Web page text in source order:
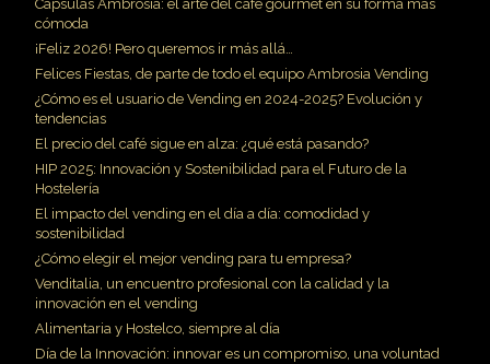
Cápsulas Ambrosía: el arte del café gourmet en su forma más
cómoda
¡Feliz 2026! Pero queremos ir más allá…
Felices Fiestas, de parte de todo el equipo Ambrosia Vending
¿Cómo es el usuario de Vending en 2024-2025? Evolución y
tendencias
El precio del café sigue en alza: ¿qué está pasando?
HIP 2025: Innovación y Sostenibilidad para el Futuro de la
Hostelería
El impacto del vending en el día a día: comodidad y
sostenibilidad
¿Cómo elegir el mejor vending para tu empresa?
Venditalia, un encuentro profesional con la calidad y la
innovación en el vending
Alimentaria y Hostelco, siempre al día
Día de la Innovación: innovar es un compromiso, una voluntad